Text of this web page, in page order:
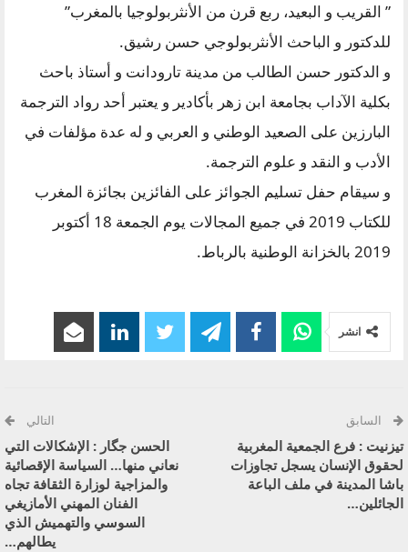
” القريب و البعيد، ربع قرن من الأنثربولوجيا بالمغرب”
للدكتور و الباحث الأنثربولوجي حسن رشيق.
و الدكتور حسن الطالب من مدينة تارودانت و أستاذ باحث
بكلية الآداب بجامعة ابن زهر بأكادير و يعتبر أحد رواد الترجمة
البارزين على الصعيد الوطني و العربي و له عدة مؤلفات في
الأدب و النقد و علوم الترجمة.
و سيقام حفل تسليم الجوائز على الفائزين بجائزة المغرب
للكتاب 2019 في جميع المجالات يوم الجمعة 18 أكتوبر
2019 بالخزانة الوطنية بالرباط.
انشر
السابق
تيزنيت : فرع الجمعية المغربية
لحقوق الإنسان يسجل تجاوزات
باشا المدينة في ملف الباعة
الجائلين…
التالي
الحسن جگار : الإشكالات التي
نعاني منها… السياسة الإقصائية
والمزاجية لوزارة الثقافة تجاه
الفنان المهني الأمازيغي
السوسي والتهميش الذي
يطالهم…